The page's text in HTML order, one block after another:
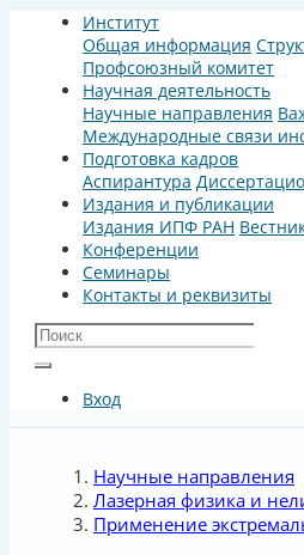
Институт
Общая информация
Профсоюзный комитет
Научная деятельность
Научные направления
Международные связи
Подготовка кадров
Аспирантура
Издания и публикации
Издания ИПФ РАН
Конференции
Семинары
Контакты и реквизиты
Вход
Научные направления
Лазерная физика и
Применение